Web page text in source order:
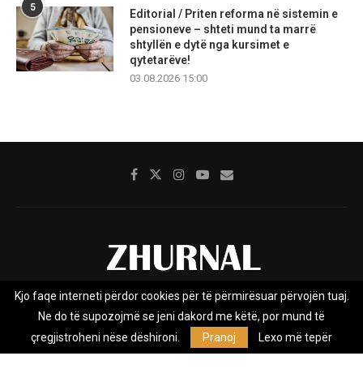
5
Editorial / Priten reforma në sistemin e
pensioneve – shteti mund ta marrë
shtyllën e dytë nga kursimet e
qytetarëve!
03.08.2026 15:00
Rreth nesh Impresumi Marketing
Privacy Policy
Zhurnal.mk është Agjenci e Lajmeve e pavarur, e themeluar në vitin
Kjo faqe interneti përdor cookies për të përmirësuar përvojën tuaj.
Ne do të supozojmë se jeni dakord me këtë, por mund të
çregjistroheni nëse dëshironi.
Pranoj Lexo më tepër